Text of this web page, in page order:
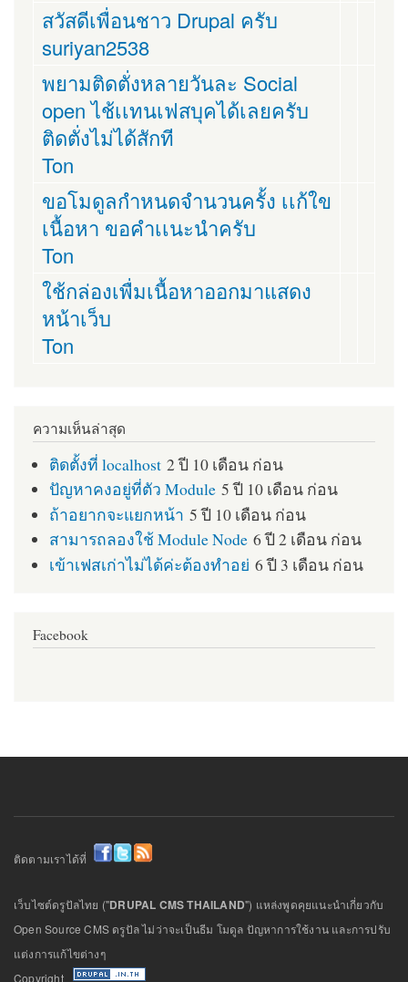
สวัสดีเพื่อนชาว Drupal ครับ
suriyan2538
พยามติดตั่งหลายวันละ Social
open ไช้เเทนเฟสบุคได้เลยครับ
ติดตั่งไม่ได้สักที
Ton
ขอโมดูลกำหนดจำนวนครั้ง เเก้ใข
เนื้อหา ขอคำเเนะนำครับ
Ton
ใช้กล่องเพื่มเนื้อหาออกมาแสดง
หน้าเว็บ
Ton
ความเห็นล่าสุด
ติดตั้งที่ localhost 2 ปี 10 เดือน ก่อน
ปัญหาคงอยู่ที่ตัว Module 5 ปี 10 เดือน ก่อน
ถ้าอยากจะแยกหน้า 5 ปี 10 เดือน ก่อน
สามารถลองใช้ Module Node 6 ปี 2 เดือน ก่อน
เข้าเฟสเก่าไม่ได้ค่ะต้องทำอย่ 6 ปี 3 เดือน ก่อน
Facebook
ติดตามเราได้ที่
เว็บไซต์ดรูปัลไทย ("DRUPAL CMS THAILAND") แหล่งพูดคุยแนะนำเกี่ยวกับ
Open Source CMS ดรูปัล ไม่ว่าจะเป็นธีม โมดูล ปัญหาการใช้งาน และการปรับ
แต่งการแก้ไขต่างๆ
Copyright